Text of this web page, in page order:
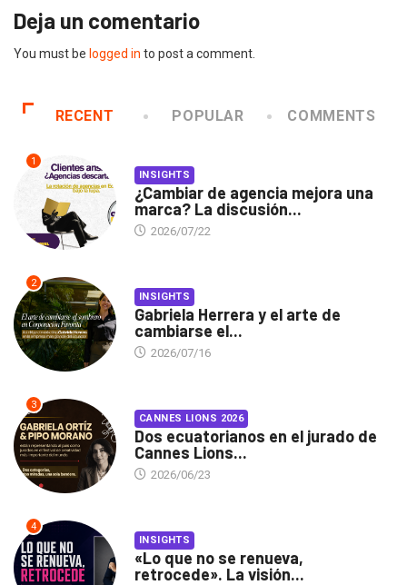
Deja un comentario
You must be logged in to post a comment.
RECENT POPULAR COMMENTS
1
INSIGHTS
¿Cambiar de agencia mejora una
marca? La discusión...
2026/07/22
2
INSIGHTS
Gabriela Herrera y el arte de
cambiarse el...
2026/07/16
3
CANNES LIONS 2026
Dos ecuatorianos en el jurado de
Cannes Lions...
2026/06/23
4
INSIGHTS
«Lo que no se renueva,
retrocede». La visión...